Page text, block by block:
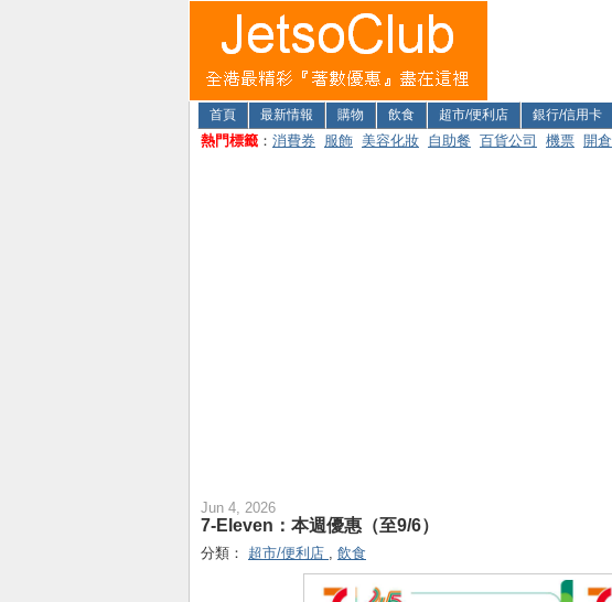
首頁 最新情報 購物 飲食 超市/便利店 銀行/信用卡
熱門標籤 ： 消費券 服飾 美容化妝 自助餐 百貨公司 機票 開倉
Jun 4, 2026
7-Eleven：本週優惠（至9/6）
分類： 超市/便利店 , 飲食